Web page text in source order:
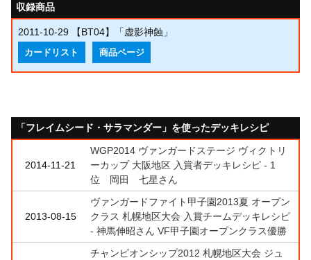
収録商品
2011-10-29 【BT04】「虚影神蝕」
カードリスト 商品ページ
「フレイムシード・サラマンダー」を使ったデッキレシピ
2014-11-21
WGP2014 ヴァンガードステージ ヴィクトリ
ーカップ 大阪地区 入賞者デッキレシピ - 1
位 岡田 七星さん
2013-08-15
ヴァンガードファイト甲子園2013夏 オープン
クラス 札幌地区大会 入賞チームデッキレシピ
- 神馬伸昭さん VF甲子園オープンクラス優勝
チャンピオンシップ2012 札幌地区大会 ジュ